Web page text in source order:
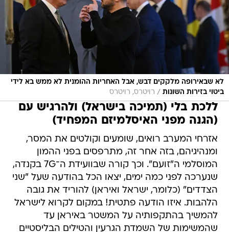
לא שבאירופה מלקקים דבש, אבל האחריות ההומנית לא ממש בא לידי
ביטוי בזירות השונות / רויטרס, רויטרס
ללכת בלי (תמיכה בישראל) ולהרגיש עם
(הגנה מפני האיסלמיזם המפחיד)
אזרחי המערב רואים, שומעים וקולטים את המסר,
ומנהיגיהם, בזה אחר זה, מתרפסים בפני ההמון
המוסלמי ה"זועם". וכך קורה שבוועידת ה־7G בקנדה,
שנערכה לפני כמה ימים, יצאו הכל בהודעה שעל "שני
הצדדים" (כלומר, ישראל ואיראן) להוריד את גובה
הלהבות. איזו הודעה פתטית! במקום לקרוא לישראל
להמשיך בהתקפותיה על המשטר באיראן עד
שהמשימות של השמדת הגרעין והטילים הבליסטיים